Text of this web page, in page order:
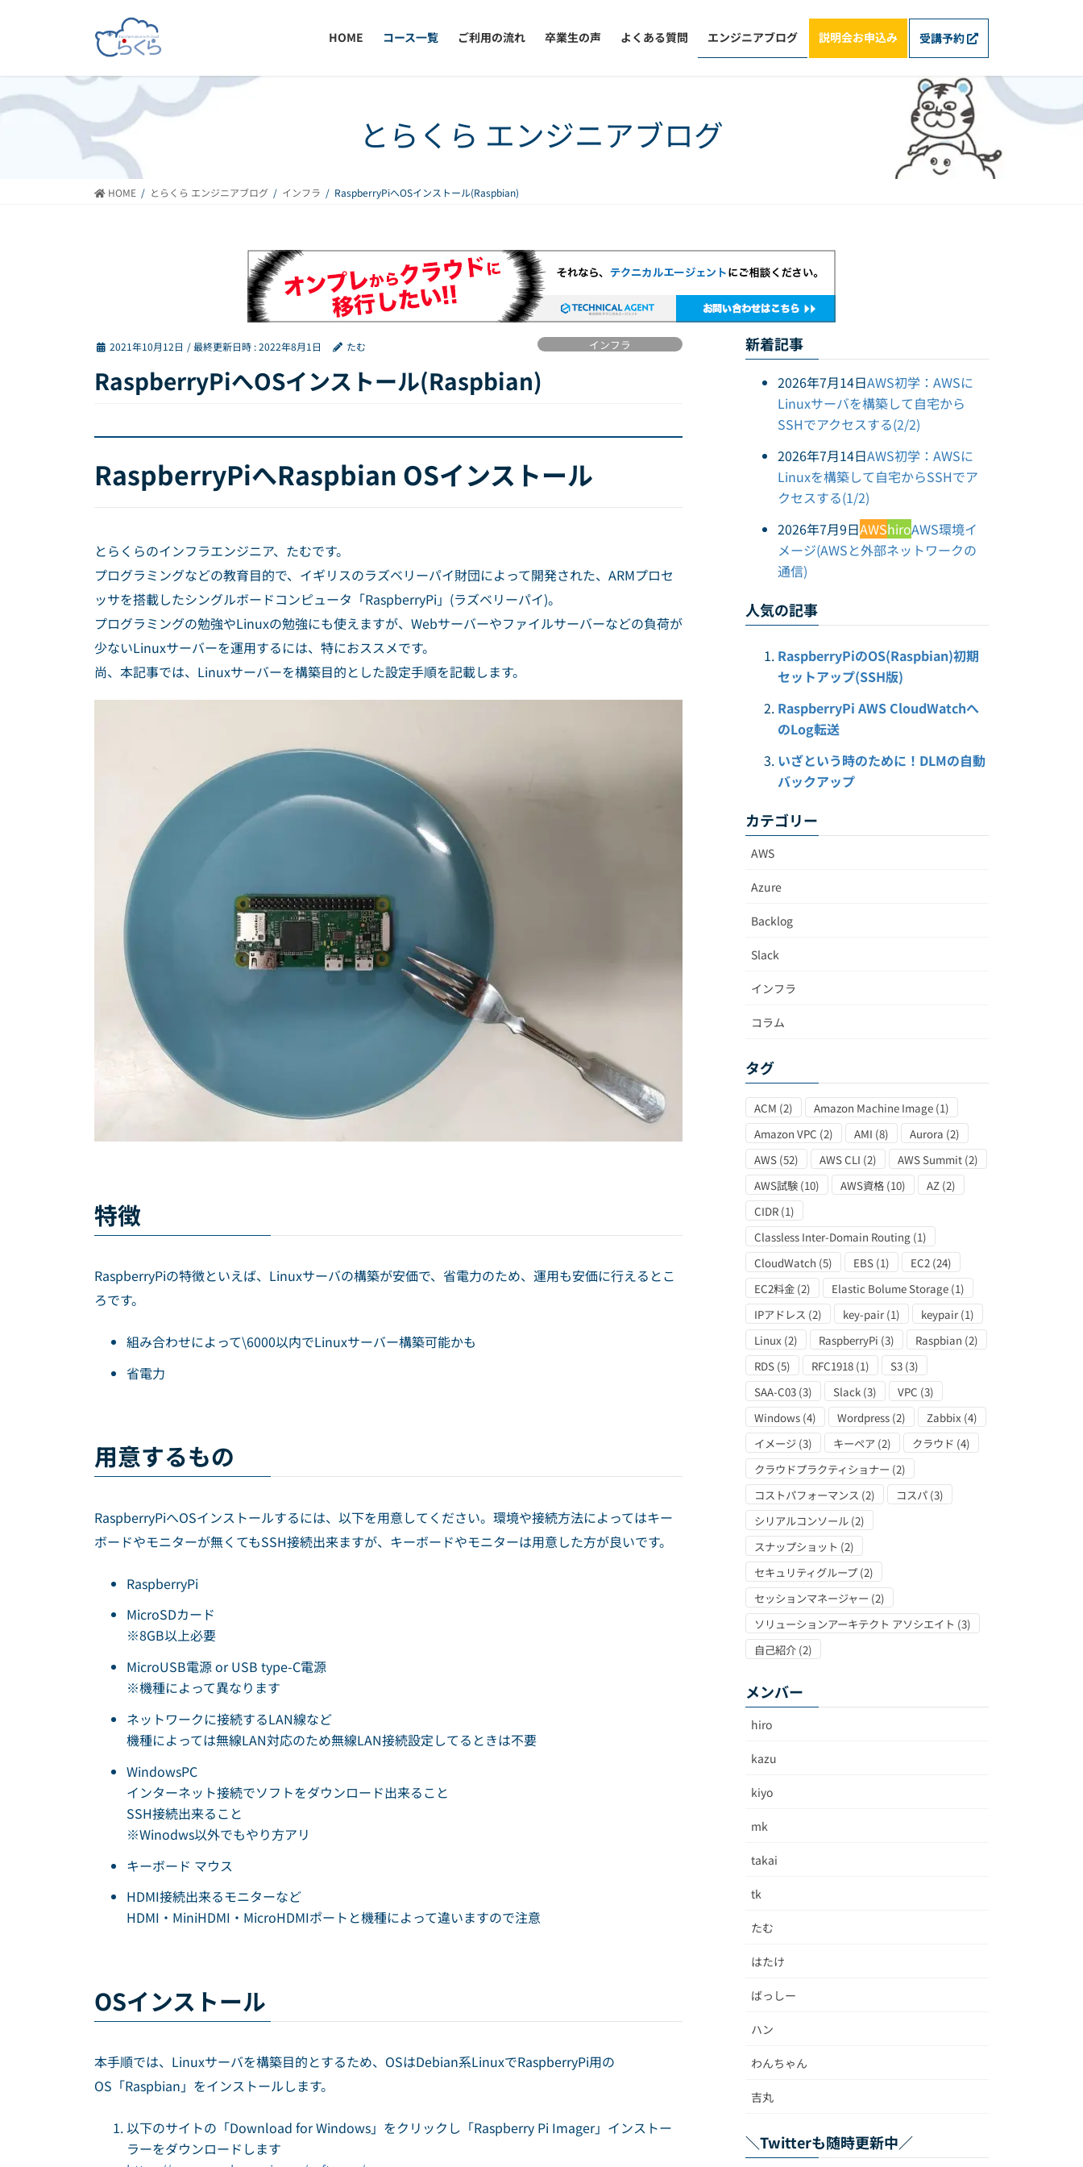
へ
ョ
HOME コース一覧 ご利用の流れ 卒業生の声 よくある質問 エンジニアブログ 説明会お申込み 受講予約
とらくら エンジニアブログ
HOME とらくら エンジニアブログ インフラ RaspberryPiへOSインストール(Raspbian)
2021年10月12日 / 最終更新日時 :2022年8月1日 たむ インフラ
RaspberryPiへOSインストール(Raspbian)
RaspberryPiへRaspbian OSインストール
とらくらのインフラエンジニア、たむです。
プログラミングなどの教育目的で、イギリスのラズベリーパイ財団によって開発された、ARMプロセ
ッサを搭載したシングルボードコンピュータ「RaspberryPi」(ラズベリーパイ)。
プログラミングの勉強やLinuxの勉強にも使えますが、Webサーバーやファイルサーバーなどの負荷が
少ないLinuxサーバーを運用するには、特におススメです。
尚、本記事では、Linuxサーバーを構築目的とした設定手順を記載します。
特徴
RaspberryPiの特徴といえば、Linuxサーバの構築が安価で、省電力のため、運用も安価に行えるとこ
ろです。
組み合わせによって\6000以内でLinuxサーバー構築可能かも
省電力
用意するもの
RaspberryPiへOSインストールするには、以下を用意してください。環境や接続方法によってはキー
ボードやモニターが無くてもSSH接続出来ますが、キーボードやモニターは用意した方が良いです。
RaspberryPi
MicroSDカード
※8GB以上必要
MicroUSB電源 or USB type-C電源
※機種によって異なります
ネットワークに接続するLAN線など
機種によっては無線LAN対応のため無線LAN接続設定してるときは不要
WindowsPC
インターネット接続でソフトをダウンロード出来ること
SSH接続出来ること
※Winodws以外でもやり方アリ
キーボード マウス
HDMI接続出来るモニターなど
HDMI・MiniHDMI・MicroHDMIポートと機種によって違いますので注意
OSインストール
本手順では、Linuxサーバを構築目的とするため、OSはDebian系LinuxでRaspberryPi用の
OS「Raspbian」をインストールします。
以下のサイトの「Download for Windows」をクリックし「Raspberry Pi Imager」インストー
ラーをダウンロードします
新着記事
2026年7月14日AWS初学：AWSに
Linuxサーバを構築して自宅から
SSHでアクセスする(2/2)
2026年7月14日AWS初学：AWSに
Linuxを構築して自宅からSSHでア
クセスする(1/2)
2026年7月9日AWShiroAWS環境イ
メージ(AWSと外部ネットワークの
通信)
人気の記事
RaspberryPiのOS(Raspbian)初期
セットアップ(SSH版)
RaspberryPi AWS CloudWatchへ
のLog転送
いざという時のために！DLMの自動
バックアップ
カテゴリー
AWS
Azure
Backlog
Slack
インフラ
コラム
タグ
ACM (2) Amazon Machine Image (1)
Amazon VPC (2) AMI (8) Aurora (2)
AWS (52) AWS CLI (2) AWS Summit (2)
AWS試験 (10) AWS資格 (10) AZ (2)
CIDR (1)
Classless Inter-Domain Routing (1)
CloudWatch (5) EBS (1) EC2 (24)
EC2料金 (2) Elastic Bolume Storage (1)
IPアドレス (2) key-pair (1) keypair (1)
Linux (2) RaspberryPi (3) Raspbian (2)
RDS (5) RFC1918 (1) S3 (3)
SAA-C03 (3) Slack (3) VPC (3)
Windows (4) Wordpress (2) Zabbix (4)
イメージ (3) キーペア (2) クラウド (4)
クラウドプラクティショナー (2)
コストパフォーマンス (2) コスパ (3)
シリアルコンソール (2)
スナップショット (2)
セキュリティグループ (2)
セッションマネージャー (2)
ソリューションアーキテクト アソシエイト (3)
自己紹介 (2)
メンバー
hiro
kazu
kiyo
mk
takai
tk
たむ
はたけ
ばっしー
ハン
わんちゃん
吉丸
＼Twitterも随時更新中／